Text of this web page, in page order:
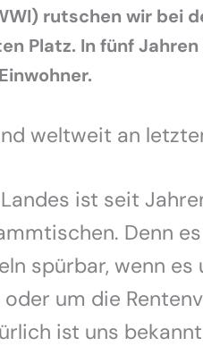
rutschen wir bei
Platz. In fünf
weltweit an
ist seit
Denn
spürbar, wenn es
oder um die
ist uns